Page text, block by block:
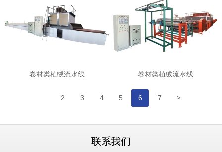
卷材类植绒流水线 卷材类植绒流水线
2 3 4 5 6 7 >
联系我们